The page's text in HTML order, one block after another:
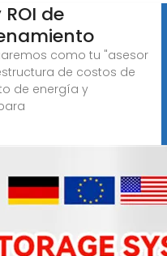
de
como tu "asesor
de costos de
de energía y